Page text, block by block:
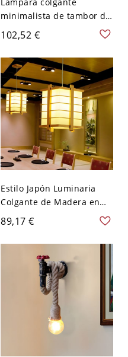
minimalista de tambor de
tela con difusor de
acrílico y cable ajustable -
Beige 110 A 120 V 45,72
cm
102,52 €
Estilo Japón Luminaria
Colgante de Madera en
Beige Iluminación
Suspendida 1 Cabeza de
Rectángulo - Beige 110 A
89,17 €